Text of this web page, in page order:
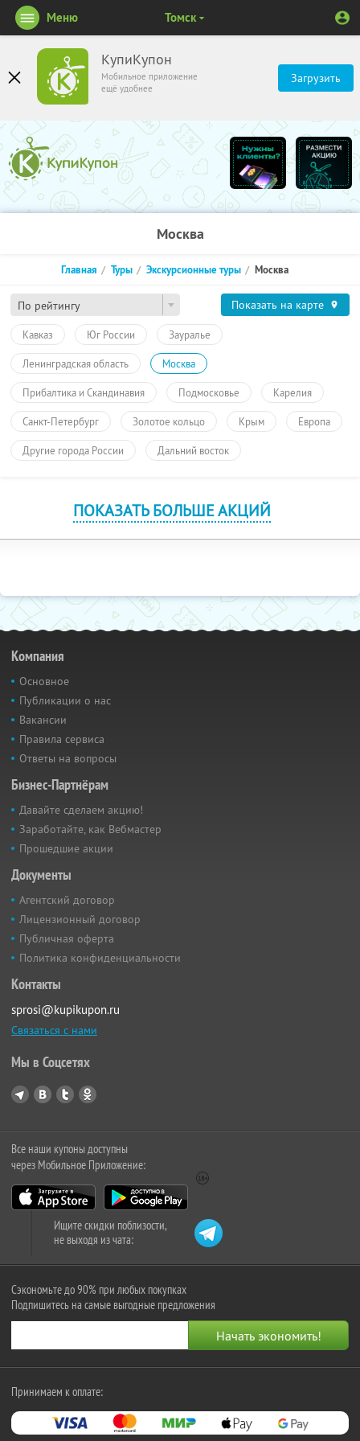
КупиКупон
Мобильное приложение
ещё удобнее
Загрузить
Меню Томск
Москва
По рейтингу
Главная Туры Экскурсионные туры Москва
Показать на карте
Кавказ Юг России Зауралье
Ленинградская область Москва
Прибалтика и Скандинавия Подмосковье Карелия
Санкт-Петербург Золотое кольцо Крым Европа
Другие города России Дальний восток
ПОКАЗАТЬ БОЛЬШЕ АКЦИЙ
Компания
Основное
Публикации о нас
Вакансии
Правила сервиса
Ответы на вопросы
Бизнес-Партнёрам
Давайте сделаем акцию!
Заработайте, как Вебмастер
Прошедшие акции
Документы
Агентский договор
Лицензионный договор
Публичная оферта
Политика конфиденциальности
Контакты
sprosi@kupikupon.ru
Связаться с нами
Мы в Соцсетях
Все наши купоны доступны
через Мобильное Приложение:
Ищите скидки поблизости,
не выходя из чата:
Сэкономьте до 90% при любых покупках
Подпишитесь на самые выгодные предложения
Принимаем к оплате: